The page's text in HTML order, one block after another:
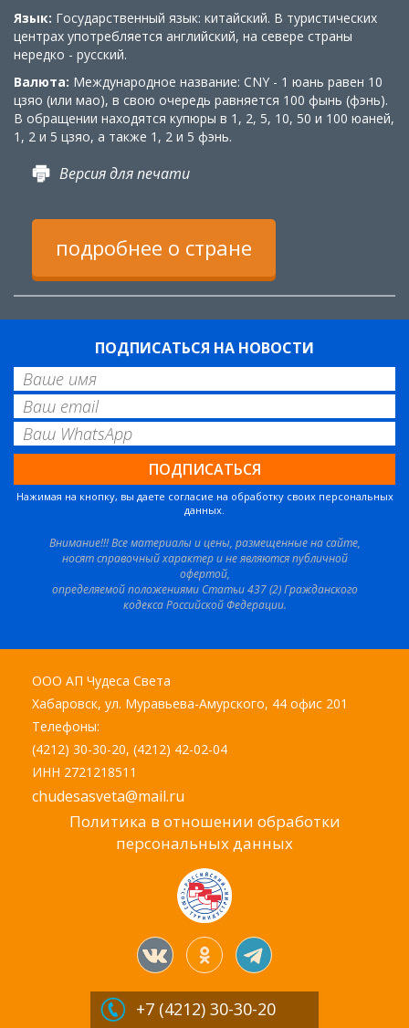
Язык: Государственный язык: китайский. В туристических
центрах употребляется английский, на севере страны
нередко - русский.
Валюта: Международное название: CNY - 1 юань равен 10
цзяо (или мао), в свою очередь равняется 100 фынь (фэнь).
В обращении находятся купюры в 1, 2, 5, 10, 50 и 100 юаней,
1, 2 и 5 цзяо, а также 1, 2 и 5 фэнь.
Версия для печати
подробнее о стране
ПОДПИСАТЬСЯ НА НОВОСТИ
Нажимая на кнопку, вы даете согласие на обработку своих персональных
данных.
Внимание!!! Все материалы и цены, размещенные на сайте,
носят справочный характер и не являются публичной
офертой,
определяемой положениями Статьи 437 (2) Гражданского
кодекса Российской Федерации.
ООО АП Чудеса Света
Хабаровск, ул. Муравьева-Амурского, 44 офис 201
Телефоны:
(4212) 30-30-20, (4212) 42-02-04
ИНН 2721218511
chudesasveta@mail.ru
Политика в отношении обработки
персональных данных
+7 (4212) 30-30-20